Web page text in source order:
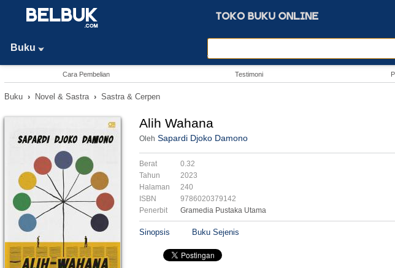
Buku
Cara Pembelian Testimoni
Buku › Novel & Sastra › Sastra & Cerpen
Alih Wahana
Oleh Sapardi Djoko Damono
Berat
0.32
Tahun
2023
Halaman
240
ISBN
9786020379142
Penerbit
Gramedia Pustaka Utama
Sinopsis Buku Sejenis